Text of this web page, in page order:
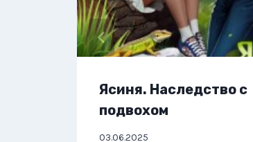
Ясиня. Наследство с
подвохом
03.06.2025